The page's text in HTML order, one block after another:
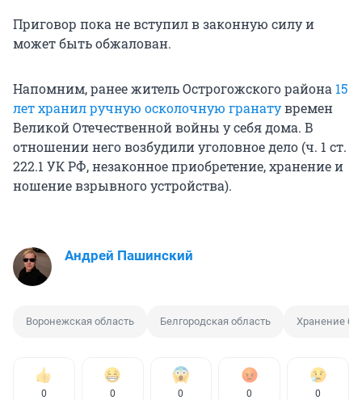
Приговор пока не вступил в законную силу и
может быть обжалован.
Напомним, ранее житель Острогожского района 15
лет хранил ручную осколочную гранатувремен
Великой Отечественной войны у себя дома. В
отношении него возбудили уголовное дело (ч. 1 ст.
222.1 УК РФ, незаконное приобретение, хранение и
ношение взрывного устройства).
Андрей Пашинский
Воронежская область Белгородская область Хранение
0 0 0 0 0